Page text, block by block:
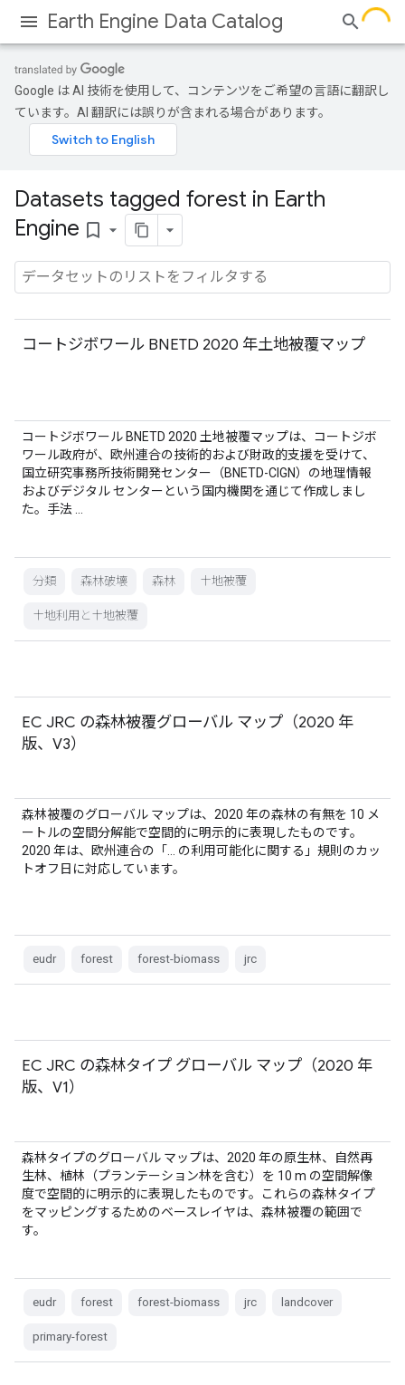
Earth Engine Data Catalog
Google は AI 技術を使用して、コンテンツをご希望の言語に翻訳し
ています。AI 翻訳には誤りが含まれる場合があります。
Datasets tagged forest in Earth
Engine bookmark_border
コートジボワール BNETD 2020 年土地被覆マップ
コートジボワール BNETD 2020 土地被覆マップは、コートジボ
ワール政府が、欧州連合の技術的および財政的支援を受けて、
国立研究事務所技術開発センター（BNETD-CIGN）の地理情報
およびデジタル センターという国内機関を通じて作成しまし
た。手法 …
分類 森林破壊 森林 土地被覆
土地利用と土地被覆
EC JRC の森林被覆グローバル マップ（2020 年
版、V3）
森林被覆のグローバル マップは、2020 年の森林の有無を 10 メ
ートルの空間分解能で空間的に明示的に表現したものです。
2020 年は、欧州連合の「… の利用可能化に関する」規則のカッ
トオフ日に対応しています。
eudr forest forest-biomass jrc
EC JRC の森林タイプ グローバル マップ（2020 年
版、V1）
森林タイプのグローバル マップは、2020 年の原生林、自然再
生林、植林（プランテーション林を含む）を 10 m の空間解像
度で空間的に明示的に表現したものです。これらの森林タイプ
をマッピングするためのベースレイヤは、森林被覆の範囲で
す。
eudr forest forest-biomass jrc landcover
primary-forest